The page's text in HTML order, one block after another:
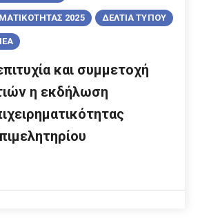
2025 ΔΕΛΤΙΑ ΤΥΠΟΥ
και συμμετοχή
η εκδήλωση